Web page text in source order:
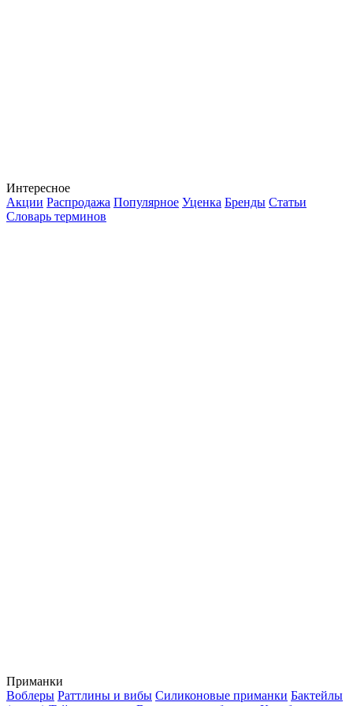
Интересное
Акции Распродажа Популярное Уценка Бренды Статьи
Словарь терминов
Приманки
Воблеры Раттлины и вибы Силиконовые приманки Бактейлы